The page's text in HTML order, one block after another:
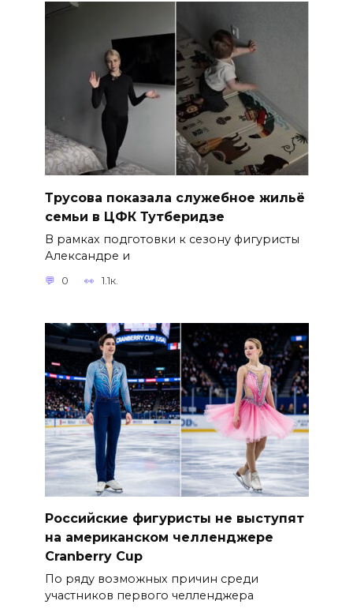
Трусова показала служебное жильё
семьи в ЦФК Тутберидзе
В рамках подготовки к сезону фигуристы
Александре и
0 1.1к.
Российские фигуристы не выступят
на американском челленджере
Cranberry Cup
По ряду возможных причин среди
участников первого челленджера